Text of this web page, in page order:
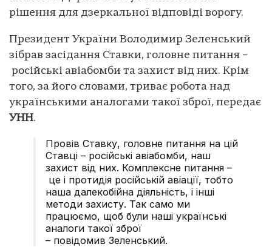
рішення для дзеркальної відповіді ворогу.
Президент України Володимир Зеленський
зібрав засідання Ставки, головне питання –
російські авіабомби та захист від них. Крім
того, за його словами, триває робота над
українськими аналогами такої зброї, передає
УНН.
Провів Ставку, головне питання на цій
Ставці – російські авіабомби, наш
захист від них. Комплексне питання –
це і протидія російській авіації, тобто
наша далекобійна діяльність, і інші
методи захисту. Так само ми
працюємо, щоб були наші українські
аналоги такої зброї
– повідомив Зеленський.